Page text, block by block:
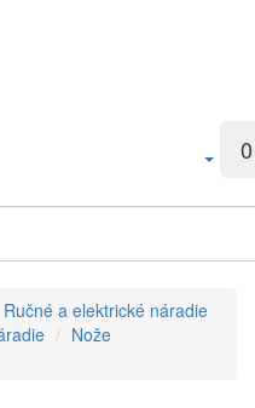
0
Ručné a elektrické náradie
Nože